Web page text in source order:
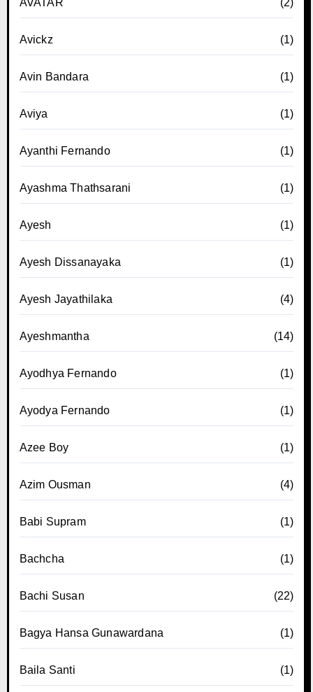
AVATAR (2)
Avickz (1)
Avin Bandara (1)
Aviya (1)
Ayanthi Fernando (1)
Ayashma Thathsarani (1)
Ayesh (1)
Ayesh Dissanayaka (1)
Ayesh Jayathilaka (4)
Ayeshmantha (14)
Ayodhya Fernando (1)
Ayodya Fernando (1)
Azee Boy (1)
Azim Ousman (4)
Babi Supram (1)
Bachcha (1)
Bachi Susan (22)
Bagya Hansa Gunawardana (1)
Baila Santi (1)